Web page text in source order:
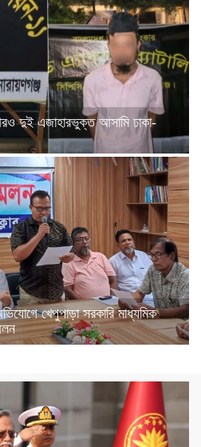
দুই এজাহারভুক্ত আসামি ঢাকা-
খেপুপাড়া সরকারি মাধ্যমিক